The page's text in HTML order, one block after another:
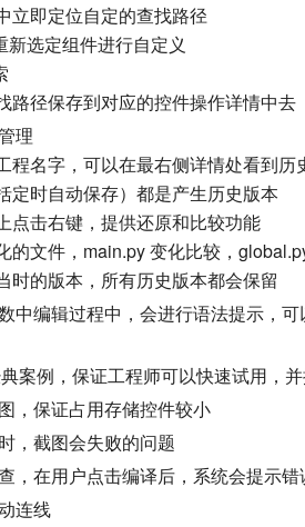
立即定位自定的查找路径
选定组件进行自定义
路径保存到对应的控件操作详情中去
理
程名字，可以在最右侧详情处看到历
定时自动保存）都是产生历史版本
点击右键，提供还原和比较功能
的文件，main.py 变化比较，
时的版本，所有历史版本都会保留
中编辑过程中，会进行语法提示，
案例，保证工程师可以快速试用，
，保证占用存储控件较小
，截图会失败的问题
，在用户点击编译后，系统会提示
连线